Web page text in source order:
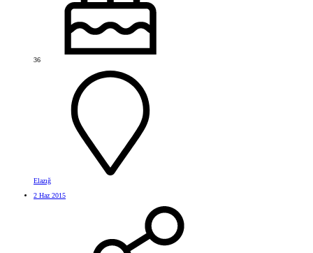
36
Elazığ
2 Haz 2015